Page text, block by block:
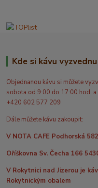
Kde si kávu vyzvednu
Objednanou kávu si můžete
sobota od 9:00 do 17:00 hod.
+420 602 577 209
Dále můžete kávu zakoupit:
V NOTA CAFE Podhorská
Oříškovna Sv. Čecha 166
V Rokytnici nad Jizerou je
Rokytnickým obalem